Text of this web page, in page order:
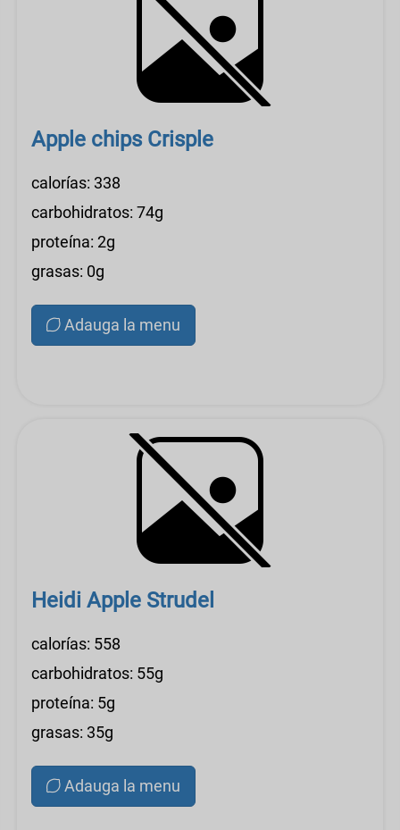
Apple chips Crisple
calorías: 338
carbohidratos: 74g
proteína: 2g
grasas: 0g
Adauga la menu
Heidi Apple Strudel
calorías: 558
carbohidratos: 55g
proteína: 5g
grasas: 35g
Adauga la menu